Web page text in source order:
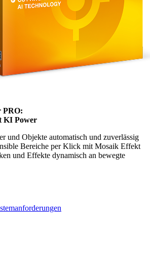
PRO:
KI Power
und Objekte automatisch und zuverlässig
Bereiche per Klick mit Mosaik Effekt
und Effekte dynamisch an bewegte